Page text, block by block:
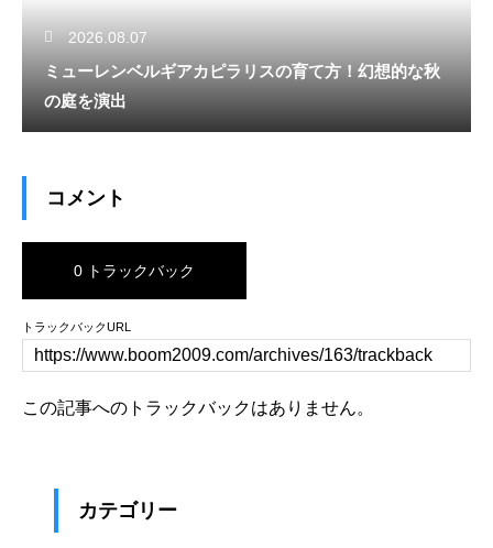
2026.08.07
ミューレンベルギアカピラリスの育て方！幻想的な秋
の庭を演出
コメント
0 トラックバック
トラックバックURL
この記事へのトラックバックはありません。
カテゴリー